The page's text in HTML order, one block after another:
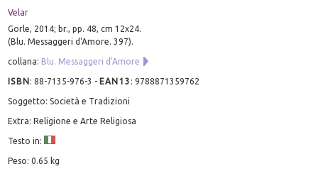
Velar
Gorle, 2014; br., pp. 48, cm 12x24.
(Blu. Messaggeri d'Amore. 397).
collana: Blu. Messaggeri d'Amore
ISBN:88-7135-976-3 - EAN13 :9788871359762
Soggetto: Società e Tradizioni
Extra: Religione e Arte Religiosa
Testo in:
Peso: 0.65 kg